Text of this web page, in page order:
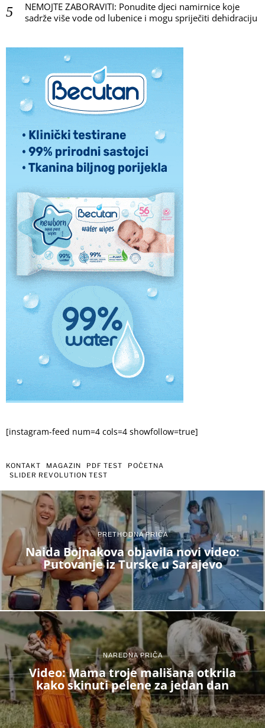
NEMOJTE ZABORAVITI: Ponudite djeci namirnice koje
sadrže više vode od lubenice i mogu spriječiti dehidraciju
[instagram-feed num=4 cols=4 showfollow=true]
KONTAKT MAGAZIN PDF TEST
POČETNA
SLIDER REVOLUTION TEST
PRETHODNA PRIČA
Naida Bojnakova objavila novi video:
Putovanje iz Turske u Sarajevo
NAREDNA PRIČA
Video: Mama troje mališana otkrila
kako skinuti pelene za jedan dan